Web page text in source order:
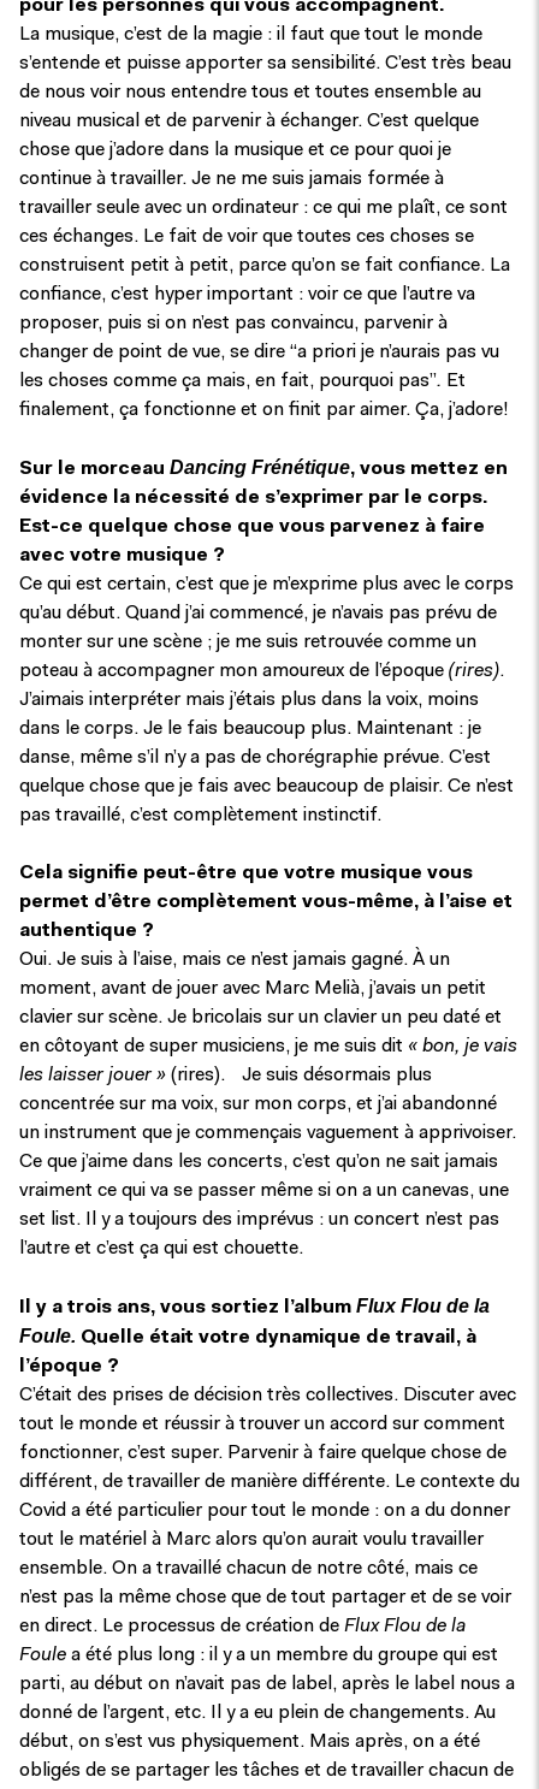
pour les personnes qui vous accompagnent.
La musique, c’est de la magie : il faut que tout le monde
s’entende et puisse apporter sa sensibilité. C’est très beau
de nous voir nous entendre tous et toutes ensemble au
niveau musical et de parvenir à échanger. C’est quelque
chose que j’adore dans la musique et ce pour quoi je
continue à travailler. Je ne me suis jamais formée à
travailler seule avec un ordinateur : ce qui me plaît, ce sont
ces échanges. Le fait de voir que toutes ces choses se
construisent petit à petit, parce qu’on se fait confiance. La
confiance, c’est hyper important : voir ce que l’autre va
proposer, puis si on n’est pas convaincu, parvenir à
changer de point de vue, se dire “a priori je n’aurais pas vu
les choses comme ça mais, en fait, pourquoi pas”. Et
finalement, ça fonctionne et on finit par aimer. Ça, j’adore!
Sur le morceau Dancing Frénétique, vous mettez en
évidence la nécessité de s’exprimer par le corps.
Est-ce quelque chose que vous parvenez à faire
avec votre musique ?
Ce qui est certain, c’est que je m’exprime plus avec le corps
qu’au début. Quand j’ai commencé, je n’avais pas prévu de
monter sur une scène ; je me suis retrouvée comme un
poteau à accompagner mon amoureux de l’époque (rires).
J’aimais interpréter mais j’étais plus dans la voix, moins
dans le corps. Je le fais beaucoup plus. Maintenant : je
danse, même s’il n’y a pas de chorégraphie prévue. C’est
quelque chose que je fais avec beaucoup de plaisir. Ce n’est
pas travaillé, c’est complètement instinctif.
Cela signifie peut-être que votre musique vous
permet d’être complètement vous-même, à l’aise et
authentique ?
Oui. Je suis à l’aise, mais ce n’est jamais gagné. À un
moment, avant de jouer avec Marc Melià, j’avais un petit
clavier sur scène. Je bricolais sur un clavier un peu daté et
en côtoyant de super musiciens, je me suis dit « bon, je vais
les laisser jouer » (rires). Je suis désormais plus
concentrée sur ma voix, sur mon corps, et j’ai abandonné
un instrument que je commençais vaguement à apprivoiser.
Ce que j’aime dans les concerts, c’est qu’on ne sait jamais
vraiment ce qui va se passer même si on a un canevas, une
set list. Il y a toujours des imprévus : un concert n’est pas
l’autre et c’est ça qui est chouette.
Il y a trois ans, vous sortiez l’album Flux Flou de la
Foule. Quelle était votre dynamique de travail, à
l’époque ?
C’était des prises de décision très collectives. Discuter avec
tout le monde et réussir à trouver un accord sur comment
fonctionner, c’est super. Parvenir à faire quelque chose de
différent, de travailler de manière différente. Le contexte du
Covid a été particulier pour tout le monde : on a du donner
tout le matériel à Marc alors qu’on aurait voulu travailler
ensemble. On a travaillé chacun de notre côté, mais ce
n’est pas la même chose que de tout partager et de se voir
en direct. Le processus de création de Flux Flou de la
Foule a été plus long : il y a un membre du groupe qui est
parti, au début on n’avait pas de label, après le label nous a
donné de l’argent, etc. Il y a eu plein de changements. Au
début, on s’est vus physiquement. Mais après, on a été
obligés de se partager les tâches et de travailler chacun de